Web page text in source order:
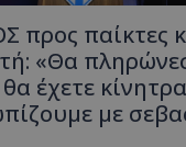
προς παίκτες
«Θα
έχετε
με